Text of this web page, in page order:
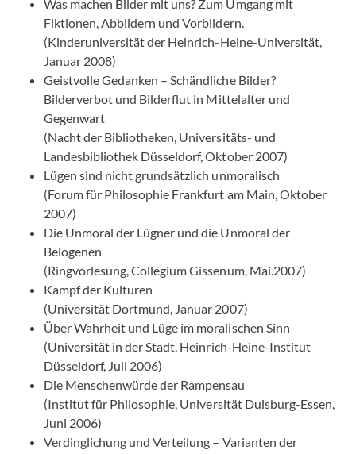
Was machen Bilder mit uns? Zum Umgang mit
Fiktionen, Abbildern und Vorbildern.
(Kinderuniversität der Heinrich-Heine-Universität,
Januar 2008)
Geistvolle Gedanken – Schändliche Bilder?
Bilderverbot und Bilderflut in Mittelalter und
Gegenwart
(Nacht der Bibliotheken, Universitäts- und
Landesbibliothek Düsseldorf, Oktober 2007)
Lügen sind nicht grundsätzlich unmoralisch
(Forum für Philosophie Frankfurt am Main, Oktober
2007)
Die Unmoral der Lügner und die Unmoral der
Belogenen
(Ringvorlesung, Collegium Gissenum, Mai.2007)
Kampf der Kulturen
(Universität Dortmund, Januar 2007)
Über Wahrheit und Lüge im moralischen Sinn
(Universität in der Stadt, Heinrich-Heine-Institut
Düsseldorf, Juli 2006)
Die Menschenwürde der Rampensau
(Institut für Philosophie, Universität Duisburg-Essen,
Juni 2006)
Verdinglichung und Verteilung – Varianten der